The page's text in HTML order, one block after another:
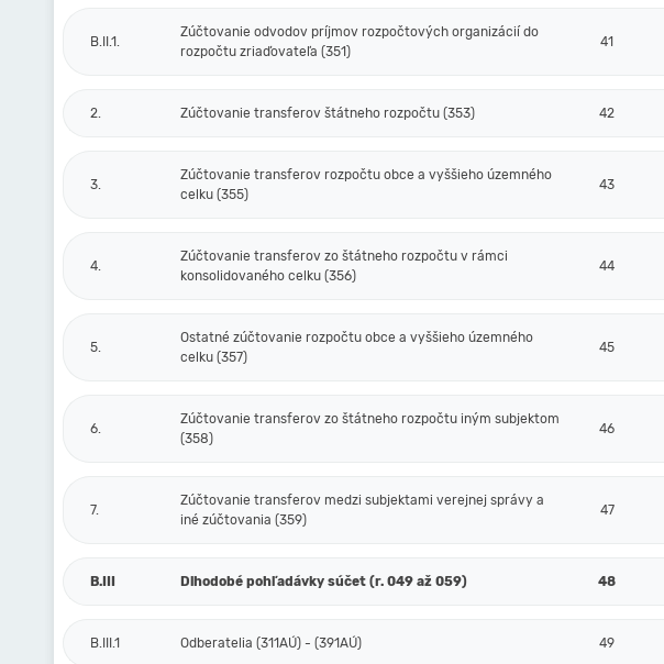
B.II.1.
Zúčtovanie odvodov príjmov rozpočtových organizácií do
rozpočtu zriaďovateľa (351)
41
2. Zúčtovanie transferov štátneho rozpočtu (353) 42
3.
Zúčtovanie transferov rozpočtu obce a vyššieho územného
celku (355)
43
4.
Zúčtovanie transferov zo štátneho rozpočtu v rámci
konsolidovaného celku (356)
44
5.
Ostatné zúčtovanie rozpočtu obce a vyššieho územného
celku (357)
45
6.
Zúčtovanie transferov zo štátneho rozpočtu iným subjektom
(358)
46
7.
Zúčtovanie transferov medzi subjektami verejnej správy a
iné zúčtovania (359)
47
B.III Dlhodobé pohľadávky súčet (r. 049 až 059) 48
B.III.1 Odberatelia (311AÚ) - (391AÚ) 49